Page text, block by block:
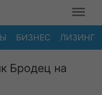
БИЗНЕС ЛИЗИНГ
Бродец на